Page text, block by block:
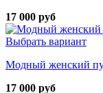
17 000 руб
Выбрать вариант
Модный женский
17 000 руб